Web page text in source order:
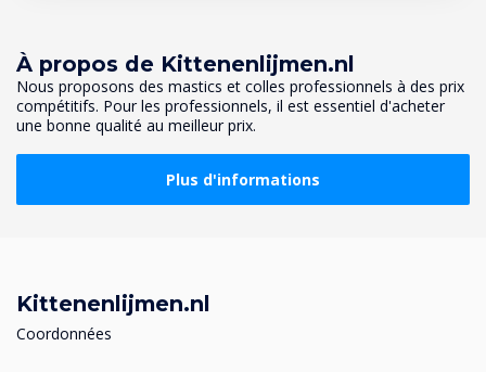
À propos de Kittenenlijmen.nl
Nous proposons des mastics et colles professionnels à des prix
compétitifs. Pour les professionnels, il est essentiel d'acheter
une bonne qualité au meilleur prix.
Plus d'informations
Kittenenlijmen.nl
Coordonnées